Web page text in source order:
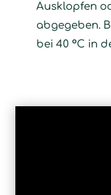
Ausklopfen
abgegeben.
bei 40 °C in